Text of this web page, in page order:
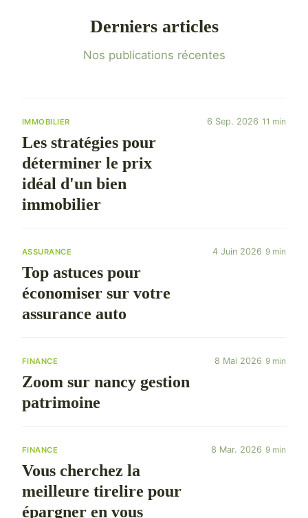
Derniers articles
Nos publications récentes
IMMOBILIER
Les stratégies pour
déterminer le prix
idéal d'un bien
immobilier
6 Sep. 2026 11 min
ASSURANCE
Top astuces pour
économiser sur votre
assurance auto
4 Juin 2026 9 min
FINANCE
Zoom sur nancy gestion
patrimoine
8 Mai 2026 9 min
FINANCE
Vous cherchez la
meilleure tirelire pour
épargner en vous
8 Mar. 2026 9 min